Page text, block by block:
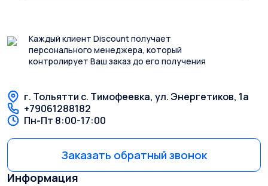
Каждый клиент Discount получает
персонального менеджера, который
контролирует Ваш заказ до его получения
г. Тольятти с. Тимофеевка, ул. Энергетиков, 1а
+79061288182
Пн-Пт 8:00-17:00
Заказать обратный звонок
Информация